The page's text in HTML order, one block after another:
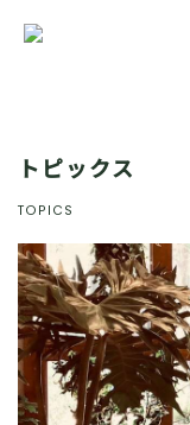
トピックス
TOPICS